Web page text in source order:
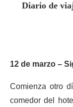
Diario de
12 de marzo –
Comienza otro
comedor del